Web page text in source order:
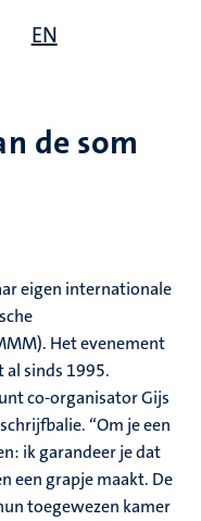
EN
de som
eigen internationale
Het evenement
sinds 1995.
co-organisator Gijs
“Om je een
ik garandeer je dat
een grapje maakt. De
toegewezen kamer